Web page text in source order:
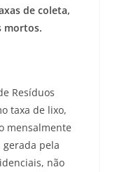
de coleta,
mortos.
Resíduos
taxa de lixo,
mensalmente
gerada pela
não